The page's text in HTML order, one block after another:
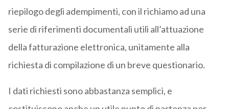
riepilogo degli adempimenti, con il richiamo ad una
serie di riferimenti documentali utili all’attuazione
della fatturazione elettronica, unitamente alla
richiesta di compilazione di un breve questionario.
I dati richiesti sono abbastanza semplici, e